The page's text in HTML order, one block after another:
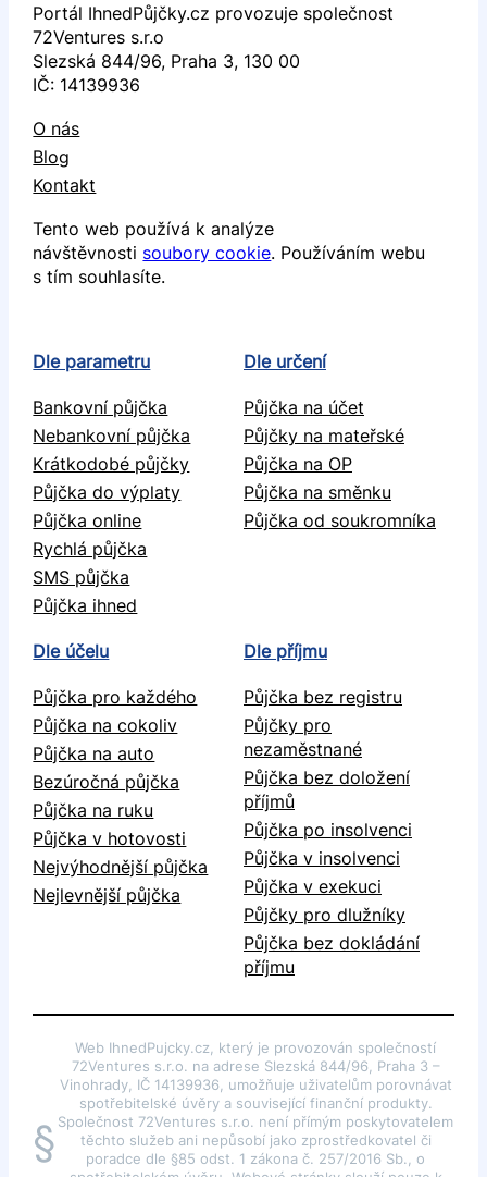
Portál IhnedPůjčky.cz provozuje společnost
72Ventures s.r.o
Slezská 844/96, Praha 3, 130 00
IČ: 14139936
O nás
Blog
Kontakt
Tento web používá k analýze
návštěvnosti soubory cookie. Používáním webu
s tím souhlasíte.
Dle parametru
Bankovní půjčka
Nebankovní půjčka
Krátkodobé půjčky
Půjčka do výplaty
Půjčka online
Rychlá půjčka
SMS půjčka
Půjčka ihned
Dle určení
Půjčka na účet
Půjčky na mateřské
Půjčka na OP
Půjčka na směnku
Půjčka od soukromníka
Dle účelu
Půjčka pro každého
Půjčka na cokoliv
Půjčka na auto
Bezúročná půjčka
Půjčka na ruku
Půjčka v hotovosti
Nejvýhodnější půjčka
Nejlevnější půjčka
Dle příjmu
Půjčka bez registru
Půjčky pro
nezaměstnané
Půjčka bez doložení
příjmů
Půjčka po insolvenci
Půjčka v insolvenci
Půjčka v exekuci
Půjčky pro dlužníky
Půjčka bez dokládání
příjmu
§
Web IhnedPujcky.cz, který je provozován společností
72Ventures s.r.o. na adrese Slezská 844/96, Praha 3 –
Vinohrady, IČ 14139936, umožňuje uživatelům porovnávat
spotřebitelské úvěry a související finanční produkty.
Společnost 72Ventures s.r.o. není přímým poskytovatelem
těchto služeb ani nepůsobí jako zprostředkovatel či
poradce dle §85 odst. 1 zákona č. 257/2016 Sb., o